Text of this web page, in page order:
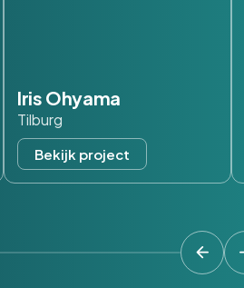
Iris Ohyama
Tilburg
Bekijk project